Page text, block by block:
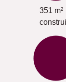
351 m²